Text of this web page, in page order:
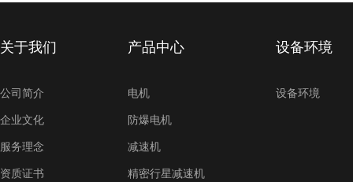
关于我们
公司简介
企业文化
服务理念
资质证书
产品中心
电机
防爆电机
减速机
精密行星减速机
设备环境
设备环境